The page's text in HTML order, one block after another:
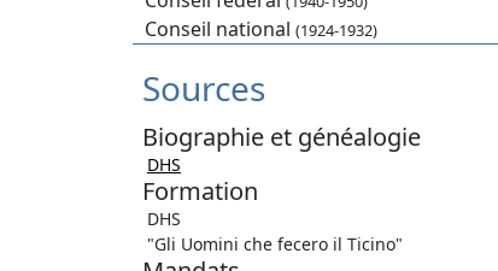
Conseil national (1924-1932)
Sources
Biographie et généalogie
DHS
Formation
DHS
"Gli Uomini che fecero il Ticino"